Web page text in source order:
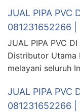
JUAL PIPA PVC
081231652266 |
JUAL PIPA PVC
Distributor Utama
melayani seluruh
JUAL PIPA PVC
081231652266 |